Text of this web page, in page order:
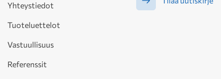
Yhteystiedot
Tuoteluettelot
Vastuullisuus
Referenssit